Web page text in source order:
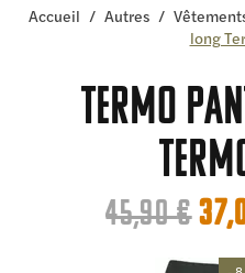
Accueil / Autres /
long
Termo
45,90€Le